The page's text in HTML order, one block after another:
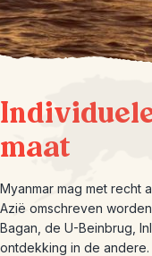
maat
Myanmar mag met recht
Azië omschreven
Bagan, de U-Beinbrug,
ontdekking in de